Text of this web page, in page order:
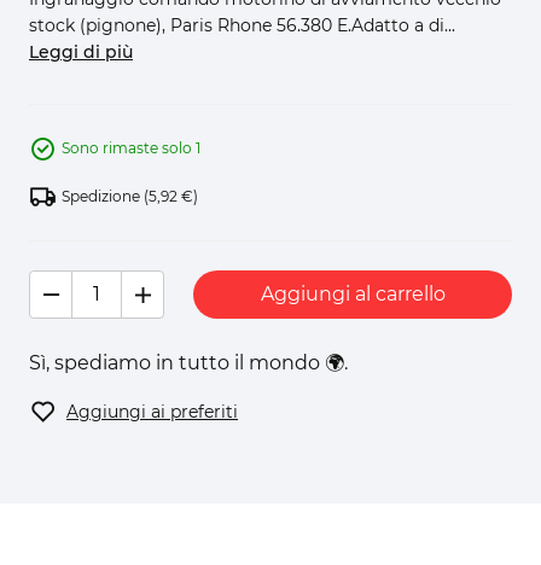
stock (pignone), Paris Rhone 56.380 E.Adatto a di...
Leggi di più
Sono rimaste solo 1
Spedizione (5,92 €)
Aggiungi al carrello
Sì, spediamo in tutto il mondo 🌍.
Aggiungi ai preferiti